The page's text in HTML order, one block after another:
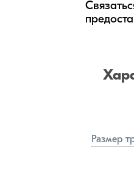
Размер